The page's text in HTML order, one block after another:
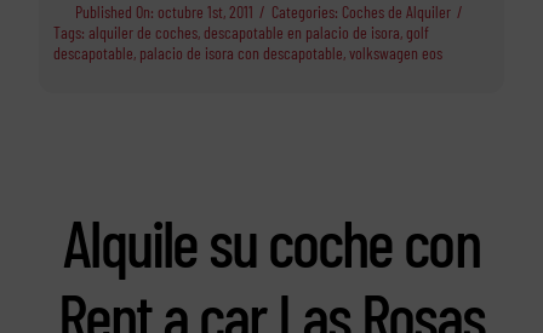
Published On: octubre 1st, 2011 / Categories: Coches de Alquiler /
Tags: alquiler de coches, descapotable en palacio de isora, golf
descapotable, palacio de isora con descapotable,volkswagen eos
Alquile su coche con
Rent a car Las Rosas